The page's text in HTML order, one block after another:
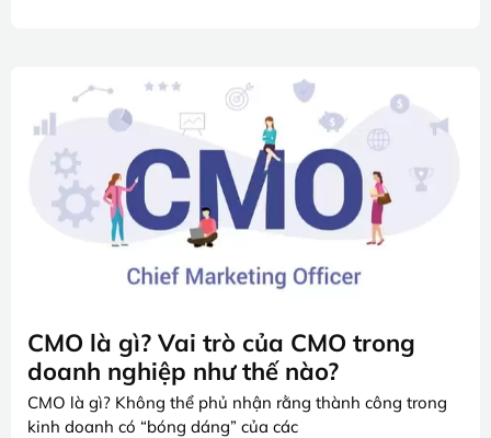
CMO là gì? Vai trò của CMO trong
doanh nghiệp như thế nào?
CMO là gì? Không thể phủ nhận rằng thành công trong
kinh doanh có “bóng dáng” của các